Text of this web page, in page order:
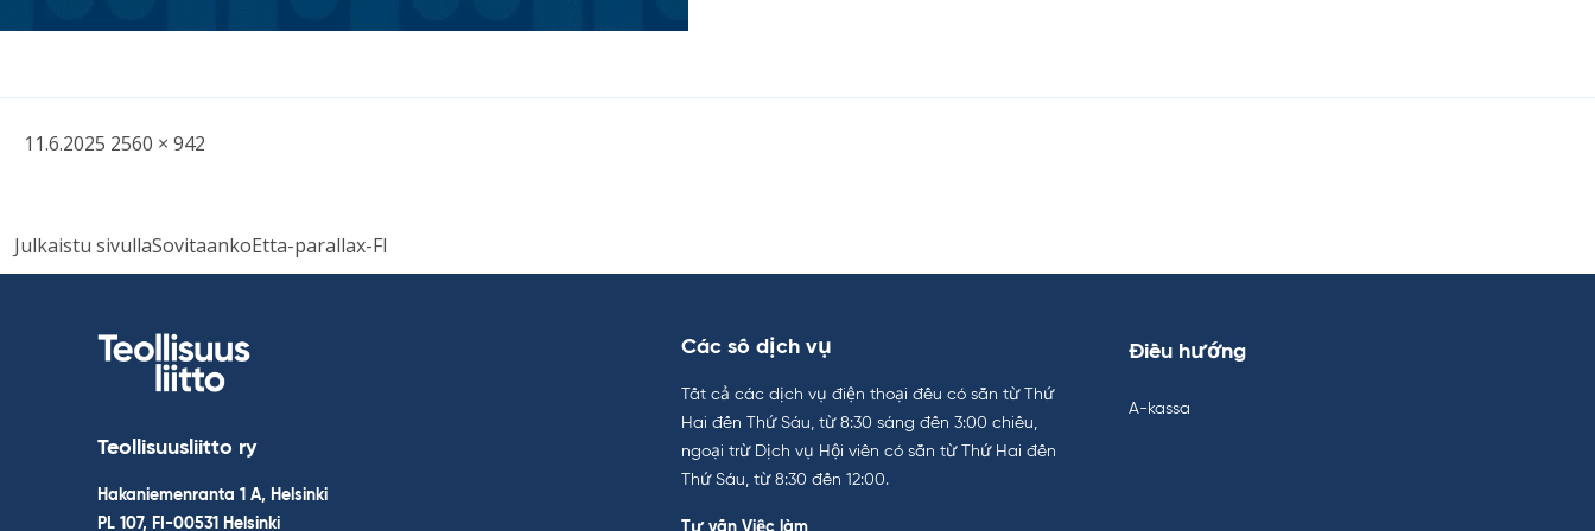
Kirjoitettu
11.6.2025 Täysikokoinen
2560 × 942
Post
Julkaistu sivullaSovitaankoEtta-parallax-FI
Teollisuusliitto ry
Hakaniemenranta 1 A, Helsinki
PL 107, FI-00531 Helsinki
Các số dịch vụ
Tất cả các dịch vụ điện thoại đều có sẵn từ Thứ
Hai đến Thứ Sáu, từ 8:30 sáng đến 3:00 chiều,
ngoại trừ Dịch vụ Hội viên có sẵn từ Thứ Hai đến
Thứ Sáu, từ 8:30 đến 12:00.
Tư vấn Việc làm
Điều hướng
A-kassa